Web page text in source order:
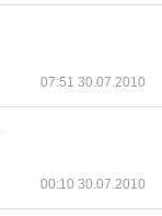
07:51 30.07.2010
00:10 30.07.2010